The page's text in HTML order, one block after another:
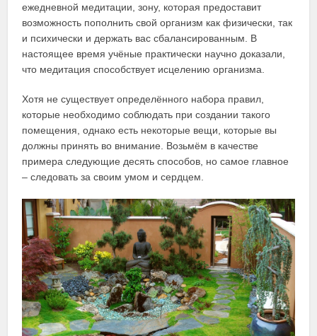
ежедневной медитации, зону, которая предоставит
возможность пополнить свой организм как физически, так
и психически и держать вас сбалансированным. В
настоящее время учёные практически научно доказали,
что медитация способствует исцелению организма.
Хотя не существует определённого набора правил,
которые необходимо соблюдать при создании такого
помещения, однако есть некоторые вещи, которые вы
должны принять во внимание. Возьмём в качестве
примера следующие десять способов, но самое главное
– следовать за своим умом и сердцем.